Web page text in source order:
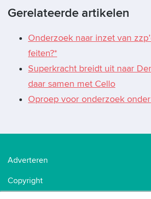
Gerelateerde artikelen
Onderzoek naar inzet van
feiten?*
Superkracht breidt uit naar
daar samen met Cello
Oproep voor onderzoek
Adverteren
Copyright